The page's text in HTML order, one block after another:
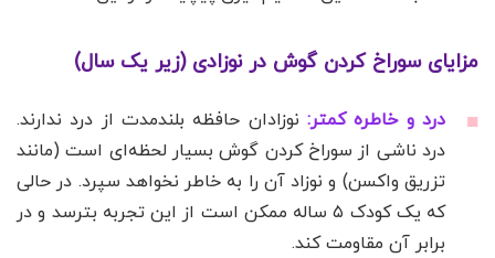
مزایای سوراخ کردن گوش در نوزادی (زیر یک سال)
درد و خاطره کمتر: نوزادان حافظه بلندمدت از درد ندارند.
درد ناشی از سوراخ کردن گوش بسیار لحظه‌ای است (مانند
تزریق واکسن) و نوزاد آن را به خاطر نخواهد سپرد. در حالی
که یک کودک ۵ ساله ممکن است از این تجربه بترسد و در
برابر آن مقاومت کند.